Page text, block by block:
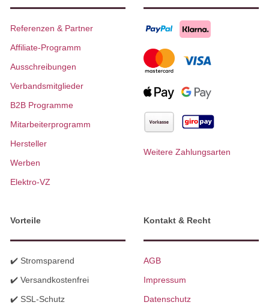
Referenzen & Partner
Affiliate-Programm
Ausschreibungen
Verbandsmitglieder
B2B Programme
Mitarbeiterprogramm
Hersteller
Werben
Elektro-VZ
Weitere Zahlungsarten
Vorteile
✔️ Stromsparend
✔️ Versandkostenfrei
✔️ SSL-Schutz
Kontakt & Recht
AGB
Impressum
Datenschutz